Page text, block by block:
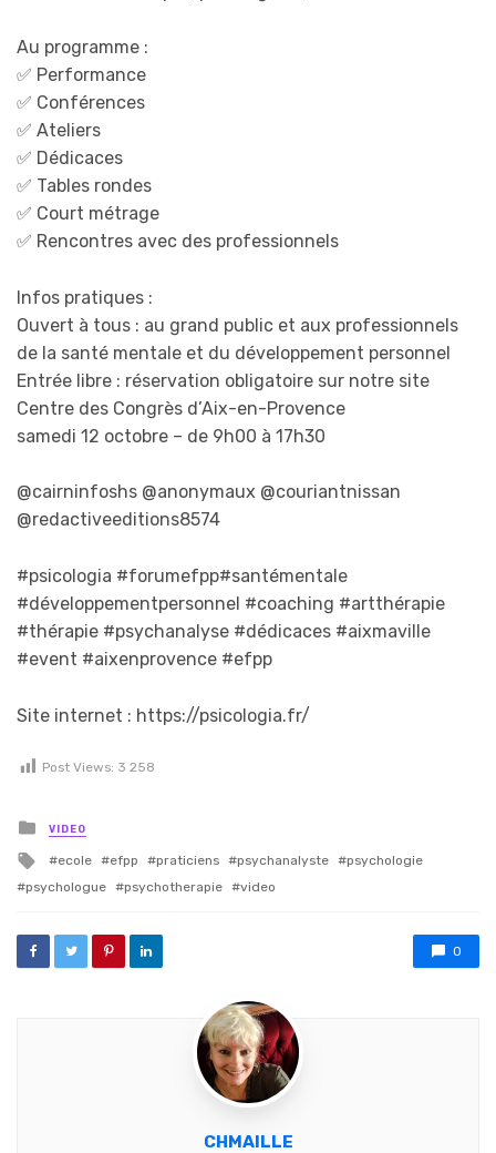
Au programme :
✅ Performance
✅ Conférences
✅ Ateliers
✅ Dédicaces
✅ Tables rondes
✅ Court métrage
✅ Rencontres avec des professionnels
Infos pratiques :
Ouvert à tous : au grand public et aux professionnels
de la santé mentale et du développement personnel
Entrée libre : réservation obligatoire sur notre site
Centre des Congrès d’Aix-en-Provence
samedi 12 octobre – de 9h00 à 17h30
@cairninfoshs @anonymaux @couriantnissan
@redactiveeditions8574
#psicologia #forumefpp#santémentale
#développementpersonnel #coaching #artthérapie
#thérapie #psychanalyse #dédicaces #aixmaville
#event #aixenprovence #efpp
Site internet : https://psicologia.fr/
Post Views: 3 258
Posted in
VIDEO
Tagged with
ecole efpp praticiens psychanalyste
psychologie
psychologue
psychotherapie video
0
CHMAILLE